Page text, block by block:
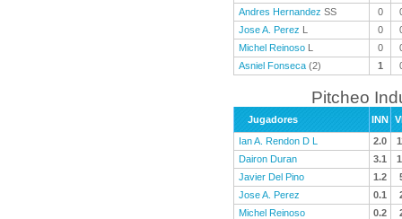
Andres Hernandez SS 0
Jose A. Perez L 0
Michel Reinoso L 0
Asniel Fonseca (2) 1
Pitcheo
Jugadores INN
Ian A. Rendon D L
2.0
Dairon Duran
3.1
Javier Del Pino
1.2
Jose A. Perez
0.1
Michel Reinoso
0.2